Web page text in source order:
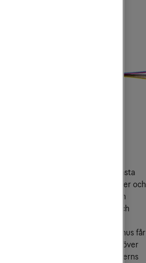
nätutveckling
utvecklingen av vårt fasta
och stabil uppkoppling med mer och
vi tekniken i både nät och
för maximerad wifi, stabilitet och
näten innebär att Tele2-hus får
uppkoppling, utan att vi behöver
boendes hem. Fler kan nyttja fiberns